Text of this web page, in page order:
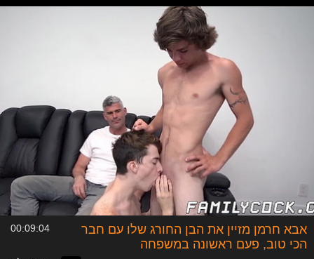
שדופק ילד לטיני שחום בתחת ומתענג על סקס גייז במיטבו,
מסיבת גייז שעושה בחור מבוגר בסאונה הציבורית ומזיין את
הבחור הצעיר אנאלי ואז גומר לו בתחת, דמיינו לכם הומוים
חתיכים שריריים עם זין גדול הנואשים לשים את הידיים שלהם על
הטוסיק שעיר וגברי ואחר כך לתפוס את הזיקפה הענקית של
ההומו השני ולהכניס אותה לפה ולמצוץ עד שלא אגמור. הזכרים
הגייז אלו שמכירים את כל מסיבות הגייז הטובות ביותר מכיוון
שכל מה שהם חושקים בו זה לזיין חזק ועמוק שוב ושוב הם
אוהבים סקס אגרסיבי עם עוד גייז מהסצנה, פינסטינג של חיילי
מרינס חמושים שמתפרעים באורגית הגייז בתוך הבונקר הצבאי,
שלושה כושים בשלישיית גייז עוצמתית כאשר אחד מהם ההומו
הצעיר מקבל גמירות על כל הגוף משני הגייז הנוספים, אז אם
אתה רוצה להצטרף אליהם לכל האורגזמות החזקות כנס ללולה
ותהנה ממגוון עשיר של פורנו גייז.
אבא חרמן מזיין את הבן החורג שלו עם חבר
הכי טוב, פעם ראשונה במשפחה
00:09:04